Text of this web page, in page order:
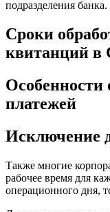
подразделения банка.
Сроки
квитанций в
Особенности
платежей
Исключение
Также многие
рабочее время для
операционного дня,